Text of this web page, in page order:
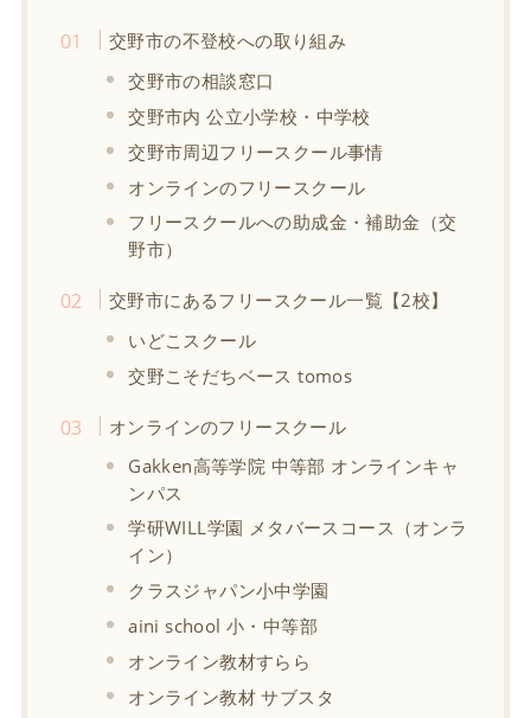
交野市の不登校への取り組み
交野市の相談窓口
交野市内 公立小学校・中学校
交野市周辺フリースクール事情
オンラインのフリースクール
フリースクールへの助成金・補助金（交
野市）
交野市にあるフリースクール一覧【2校】
いどこスクール
交野こそだちベース tomos
オンラインのフリースクール
Gakken高等学院 中等部 オンラインキャ
ンパス
学研WILL学園 メタバースコース（オンラ
イン）
クラスジャパン小中学園
aini school 小・中等部
オンライン教材すらら
オンライン教材 サブスタ